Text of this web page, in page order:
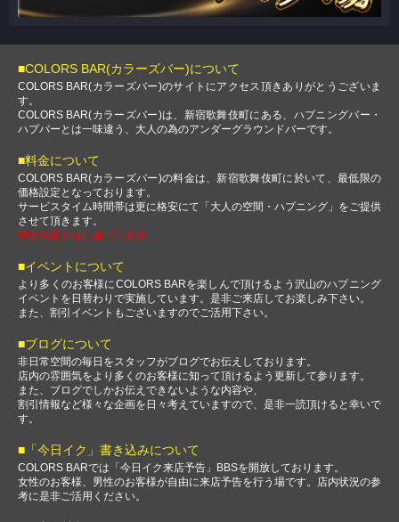
■COLORS BAR(カラーズバー)について
COLORS BAR(カラーズバー)のサイトにアクセス頂きありがとうございま
す。
COLORS BAR(カラーズバー)は、新宿歌舞伎町にある、ハプニングバー・
ハプバーとは一味違う、大人の為のアンダーグラウンドバーです。
■料金について
COLORS BAR(カラーズバー)の料金は、新宿歌舞伎町に於いて、最低限の
価格設定となっております。
サービスタイム時間帯は更に格安にて「大人の空間・ハプニング」をご提供
させて頂きます。
特定商取引法に基づく表示
■イベントについて
より多くのお客様にCOLORS BARを楽しんで頂けるよう沢山のハプニング
イベントを日替わりで実施しています。是非ご来店してお楽しみ下さい。
また、割引イベントもございますのでご活用下さい。
■ブログについて
非日常空間の毎日をスタッフがブログでお伝えしております。
店内の雰囲気をより多くのお客様に知って頂けるよう更新して参ります。
また、ブログでしかお伝えできないような内容や、
割引情報など様々な企画を日々考えていますので、是非一読頂けると幸いで
す。
■「今日イク」書き込みについて
COLORS BARでは「今日イク来店予告」BBSを開放しております。
女性のお客様、男性のお客様が自由に来店予告を行う場です。店内状況の参
考に是非ご活用ください。